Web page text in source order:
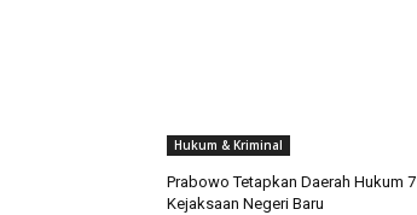
Hukum & Kriminal
Prabowo Tetapkan Daerah Hukum 7
Kejaksaan Negeri Baru